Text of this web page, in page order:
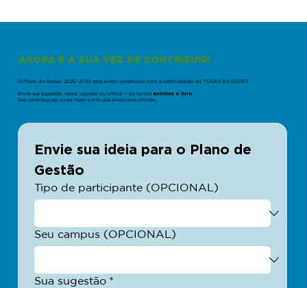
AGORA É A SUA VEZ DE CONTRIBUIR!
O Plano de Gestão 2026–2030 está sendo construído com a participação de TODAS AS VOZES.
Envie sua sugestão, ideia, opinião ou crítica — de forma anônima e livre
Sua contribuição pode fazer parte das propostas oficiais.
Envie sua ideia para o Plano de
Gestão
Tipo de participante (OPCIONAL)
Seu campus (OPCIONAL)
Sua sugestão *